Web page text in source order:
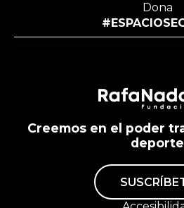
Dona
Creemos en el poder
deporte